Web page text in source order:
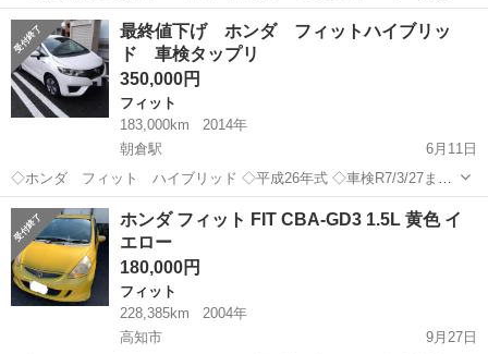
名： ホンダ ■ 車種名： フィットシャトルハイブリッド ■ グレ
ード名： ハイブリッド－Ｃ ナビ・バックカメラ・ＥＴＣ ■ 排気
量： 13...
愛媛 今治市 フィット
最終値下げ ホンダ フィットハイブリッ
ド 車検タップリ
350,000円
フィット
183,000km
2014年
朝倉駅
6月11日
◇ホンダ フィット ハイブリッド ◇平成26年式 ◇車検R7/3/27ま
で！ ◇走行距離→180000キロ台！ ◇ETC ◇ナビ・TV ◇Bluetooth ◇
バックカメラ ◇前後ドライブレコーダー ◇スマートキー ◇プッ...
高知 高知市 朝倉駅 フィット フィットハイブリッド
ホンダ フィット FIT CBA-GD3 1.5L 黄色 イ
エロー
180,000円
フィット
228,385km
2004年
高知市
9月27日